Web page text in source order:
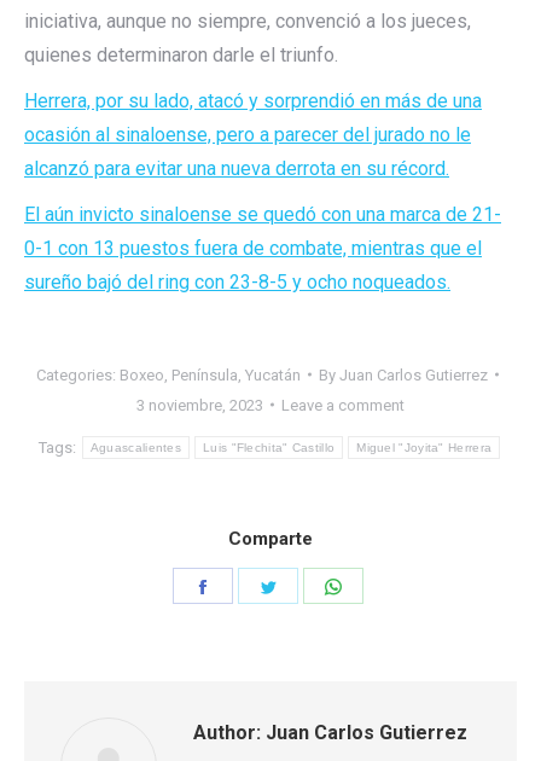
iniciativa, aunque no siempre, convenció a los jueces,
quienes determinaron darle el triunfo.
Herrera, por su lado, atacó y sorprendió en más de una
ocasión al sinaloense, pero a parecer del jurado no le
alcanzó para evitar una nueva derrota en su récord.
El aún invicto sinaloense se quedó con una marca de 21-
0-1 con 13 puestos fuera de combate, mientras que el
sureño bajó del ring con 23-8-5 y ocho noqueados.
Categories: Boxeo Península Yucatán By Juan Carlos Gutierrez
3 noviembre, 2023
Leave a comment
Tags: Aguascalientes Luis "Flechita" Castillo Miguel "Joyita" Herrera
Comparte
Share
Author: Juan Carlos Gutierrez